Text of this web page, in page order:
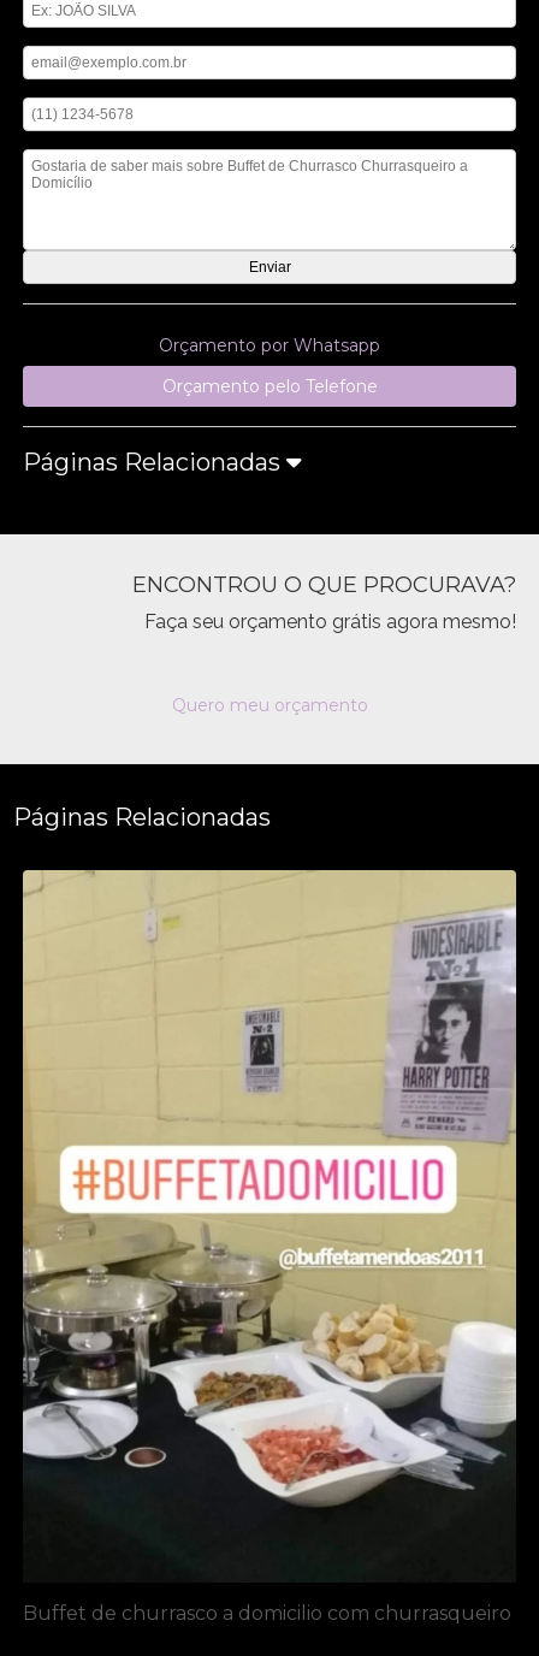
Orçamento por Whatsapp
Orçamento pelo Telefone
Páginas Relacionadas
ENCONTROU O QUE PROCURAVA?
Faça seu orçamento grátis agora mesmo!
Quero meu orçamento
Páginas Relacionadas
Buffet de churrasco a domicilio com churrasqueiro